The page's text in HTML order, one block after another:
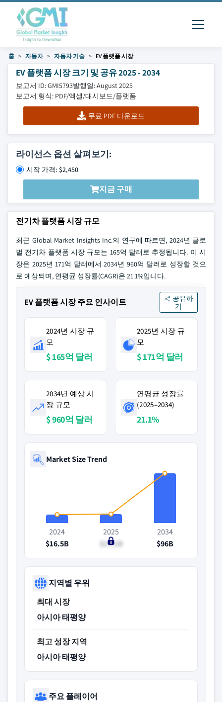
홈 자동차 자동차 기술 EV 플랫폼 시장
EV 플랫폼 시장 크기 및 공유 2025 - 2034
보고서 ID: GMI5793발행일: August 2025
보고서 형식: PDF/엑셀/대시보드/플랫폼
무료 PDF 다운로드
라이선스 옵션 살펴보기:
시작 가격: $2,450
지금 구매
전기차 플랫폼 시장 규모
최근 Global Market Insights Inc.의 연구에 따르면, 2024년 글로
벌 전기차 플랫폼 시장 규모는 165억 달러로 추정됩니다. 이 시
장은 2025년 171억 달러에서 2034년 960억 달러로 성장할 것으
로 예상되며, 연평균 성장률(CAGR)은 21.1%입니다.
EV 플랫폼 시장 주요 인사이트
공유하
기
2024년 시장 규
모
$ 165억 달러
2025년 시장 규
모
$ 171억 달러
2034년 예상 시
장 규모
$ 960억 달러
연평균 성장률
(2025–2034)
21.1%
Market Size Trend
2024
$16.5B
2025
$17.1B
2034
$96B
지역별 우위
최대 시장
아시아 태평양
최고 성장 지역
아시아 태평양
주요 플레이어